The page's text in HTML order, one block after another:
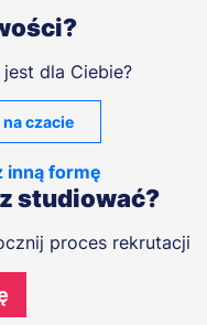
dla Ciebie?
czacie
inną formę
studiować?
proces rekrutacji